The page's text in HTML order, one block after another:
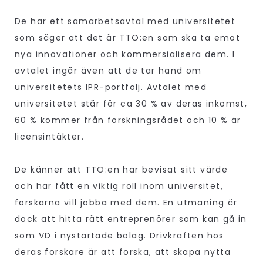
De har ett samarbetsavtal med universitetet
som säger att det är TTO:en som ska ta emot
nya innovationer och kommersialisera dem. I
avtalet ingår även att de tar hand om
universitetets IPR-portfölj. Avtalet med
universitetet står för ca 30 % av deras inkomst,
60 % kommer från forskningsrådet och 10 % är
licensintäkter.
De känner att TTO:en har bevisat sitt värde
och har fått en viktig roll inom universitet,
forskarna vill jobba med dem. En utmaning är
dock att hitta rätt entreprenörer som kan gå in
som VD i nystartade bolag. Drivkraften hos
deras forskare är att forska, att skapa nytta